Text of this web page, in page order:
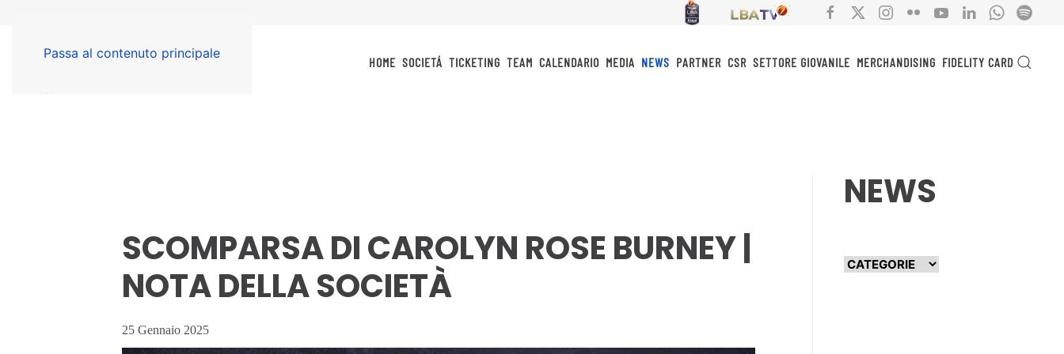
Passa al contenuto principale
HOME SOCIETÁ TICKETING TEAM CALENDARIO MEDIA NEWS PARTNER CSR SETTORE GIOVANILE MERCHANDISING FIDELITY CARD
SCOMPARSA DI CAROLYN ROSE BURNEY |
NOTA DELLA SOCIETÀ
25 Gennaio 2025
NEWS